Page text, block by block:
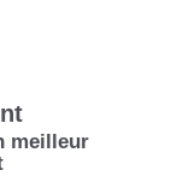
meilleur